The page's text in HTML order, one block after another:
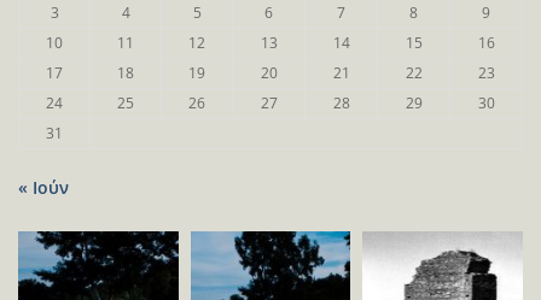
3
4 5 6 7 8
9
10
11 12 13 14 15
16
17
18 19 20 21 22
23
24
25 26 27 28 29
30
31
« Ιούν